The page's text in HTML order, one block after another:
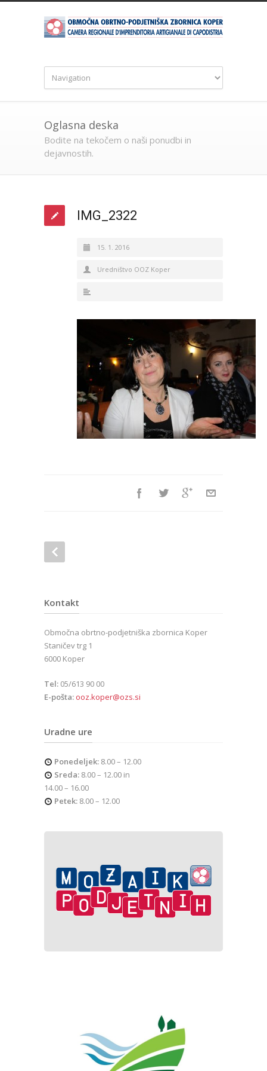
Oglasna deska
Bodite na tekočem o naši ponudbi in
dejavnostih.
IMG_2322
15. 1. 2016
Uredništvo OOZ Koper
Kontakt
Območna obrtno-podjetniška zbornica Koper
Staničev trg 1
6000 Koper
Tel: 05/613 90 00
E-pošta: ooz.koper@ozs.si
Uradne ure
Ponedeljek: 8.00 – 12.00
Sreda: 8.00 – 12.00 in
14.00 – 16.00
Petek: 8.00 – 12.00